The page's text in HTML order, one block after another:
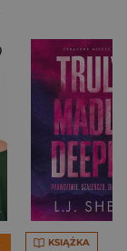
KSIĄŻKA